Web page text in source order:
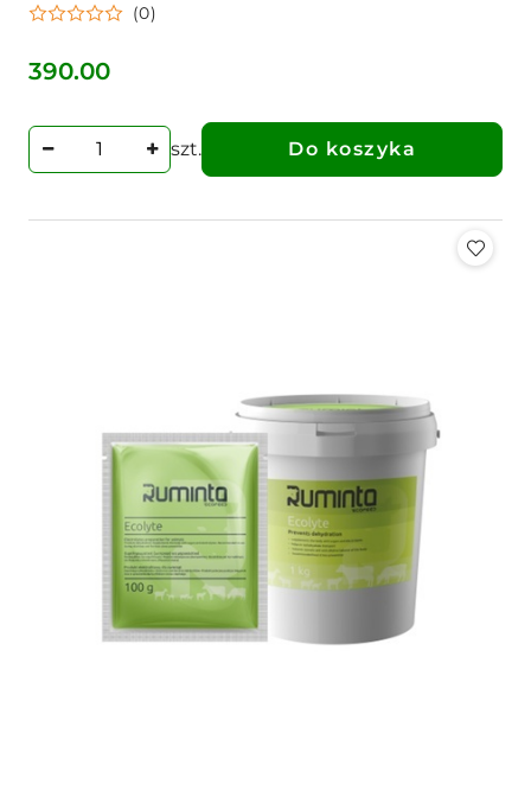
(0)
Cena:
390.00
szt. Do koszyka